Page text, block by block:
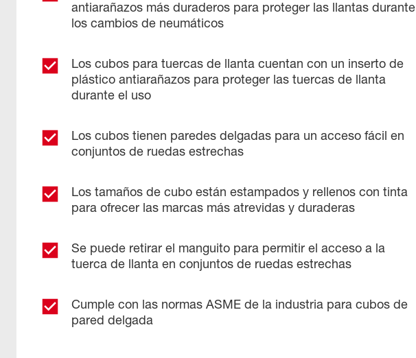
antiarañazos más duraderos para proteger las llantas durante
los cambios de neumáticos
Los cubos para tuercas de llanta cuentan con un inserto de
plástico antiarañazos para proteger las tuercas de llanta
durante el uso
Los cubos tienen paredes delgadas para un acceso fácil en
conjuntos de ruedas estrechas
Los tamaños de cubo están estampados y rellenos con tinta
para ofrecer las marcas más atrevidas y duraderas
Se puede retirar el manguito para permitir el acceso a la
tuerca de llanta en conjuntos de ruedas estrechas​
Cumple con las normas ASME de la industria para cubos de
pared delgada